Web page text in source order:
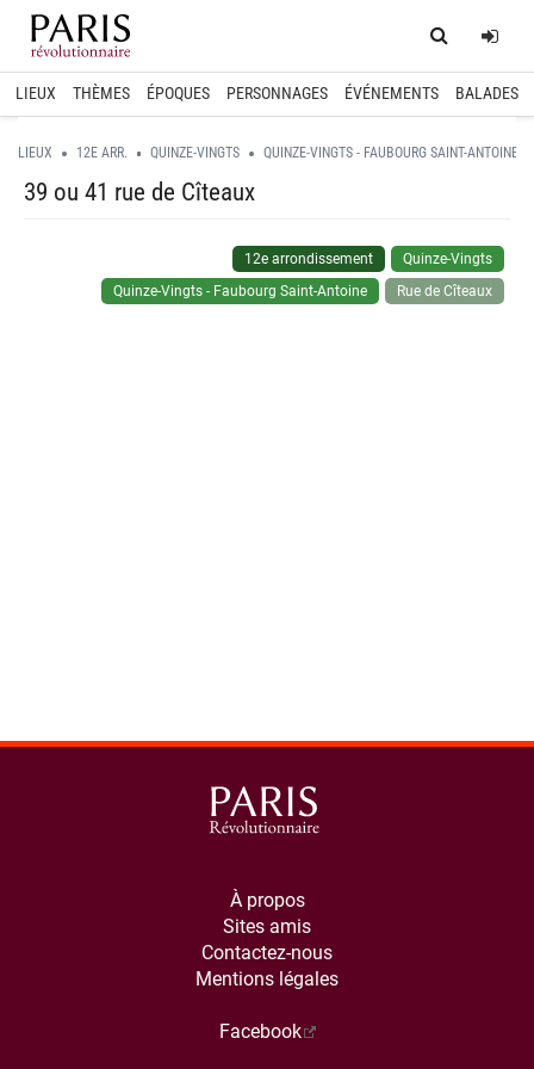
Home
LIEUX THÈMES ÉPOQUES PERSONNAGES ÉVÉNEMENTS BALADES
LIEUX 12E ARR. QUINZE-VINGTS QUINZE-VINGTS - FAUBOURG SAINT-ANTOINE
39 ou 41 rue de Cîteaux
12e arrondissement
Quinze-Vingts
Quinze-Vingts - Faubourg Saint-Antoine
Rue de Cîteaux
À propos
Sites amis
Contactez-nous
Mentions légales
Facebook